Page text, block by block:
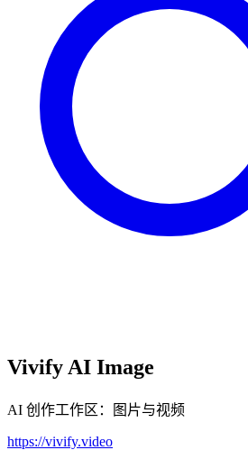
Vivify AI Image
AI 创作工作区：图片与视频
https://vivify.video